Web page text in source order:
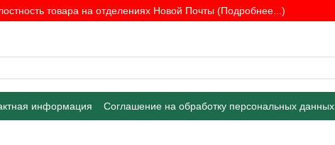
товара на отделениях Новой Почты (Подробнее...)
информация Соглашение на обработку персональных данных